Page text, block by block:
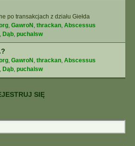
po transakcjach z działu Giełda
, GawroN , thrackan, Abscessus
, Dąb, puchalsw
, GawroN , thrackan, Abscessus
, Dąb, puchalsw
SIĘ